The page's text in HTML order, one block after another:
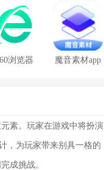
浏览器 魔音素材app
素。玩家在游戏中将扮演
，为玩家带来别具一格的
成挑战。